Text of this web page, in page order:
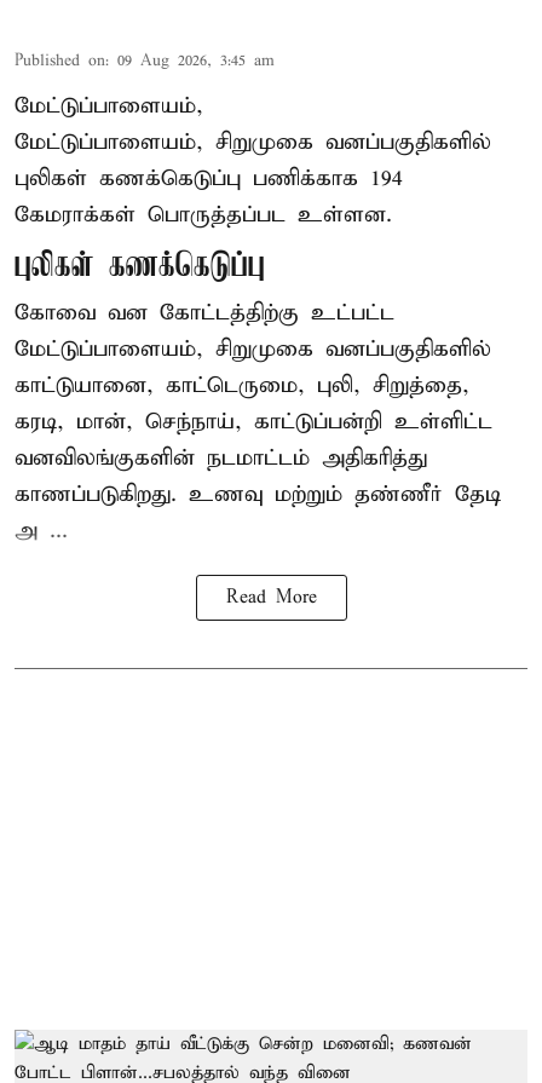
Published on: 09 Aug 2026, 3:45 am
மேட்டுப்பாளையம்,
மேட்டுப்பாளையம், சிறுமுகை வனப்பகுதிகளில்
புலிகள் கணக்கெடுப்பு பணிக்காக 194
கேமராக்கள் பொருத்தப்பட உள்ளன.
புலிகள் கணக்கெடுப்பு
கோவை வன கோட்டத்திற்கு உட்பட்ட
மேட்டுப்பாளையம், சிறுமுகை வனப்பகுதிகளில்
காட்டுயானை, காட்டெருமை, புலி, சிறுத்தை,
கரடி, மான், செந்நாய், காட்டுப்பன்றி உள்ளிட்ட
வனவிலங்குகளின் நடமாட்டம் அதிகரித்து
காணப்படுகிறது. உணவு மற்றும் தண்ணீர் தேடி
அ ...
Read More